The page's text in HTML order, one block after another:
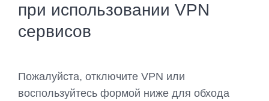
при использовании VPN
сервисов
Пожалуйста, отключите VPN или
воспользуйтесь формой ниже для обхода